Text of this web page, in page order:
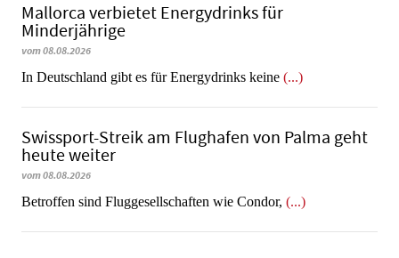
Mallorca verbietet Energydrinks für
Minderjährige
vom 08.08.2026
In Deutschland gibt es für Energydrinks keine (...)
Swissport-Streik am Flughafen von Palma geht
heute weiter
vom 08.08.2026
Betroffen sind Fluggesellschaften wie Condor, (...)